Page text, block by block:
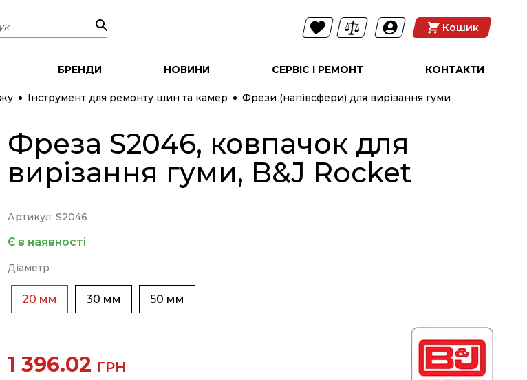
Кошик
БРЕНДИ НОВИНИ СЕРВІС І РЕМОНТ КОНТАКТИ
Інструмент для ремонту шин та камер Фрези (напівсфери) для вирізання гуми
Фреза S2046, ковпачок для
вирізання гуми, B&J Rocket
Артикул: S2046
Є в наявності
Діаметр
20 мм 30 мм 50 мм
1 396.02 ГРН